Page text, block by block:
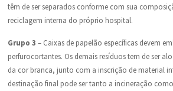
têm de ser separados conforme com sua
reciclagem interna do próprio hospital.
Grupo 3 – Caixas de papelão específicas devem
perfurocortantes. Os demais resíduos tem de ser
da cor branca, junto com a inscrição de material
destinação final pode ser tanto a incineração